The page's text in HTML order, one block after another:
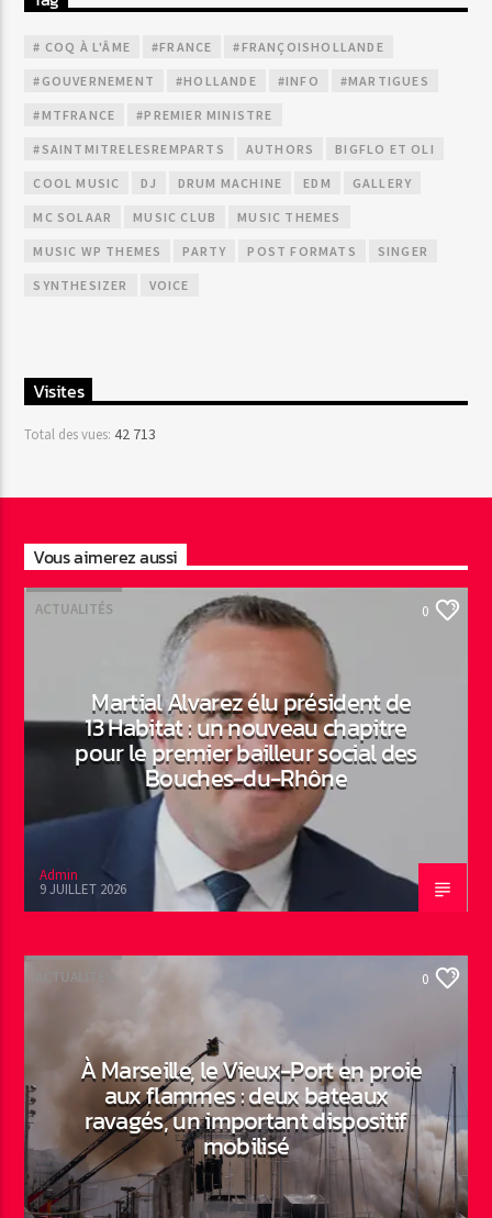
# COQ À L'ÂME #FRANCE #FRANÇOISHOLLANDE
#GOUVERNEMENT #HOLLANDE #INFO #MARTIGUES
#MTFRANCE #PREMIER MINISTRE
#SAINTMITRELESREMPARTS AUTHORS BIGFLO ET OLI
COOL MUSIC DJ DRUM MACHINE EDM GALLERY
MC SOLAAR MUSIC CLUB MUSIC THEMES
MUSIC WP THEMES PARTY POST FORMATS SINGER
SYNTHESIZER VOICE
Visites
Total des vues:42 713
Vous aimerez aussi
ACTUALITÉS 0
Martial Alvarez élu président de
13 Habitat : un nouveau chapitre
pour le premier bailleur social des
Bouches-du-Rhône
Admin
9 JUILLET 2026
ACTUALITÉS 0
À Marseille, le Vieux-Port en proie
aux flammes : deux bateaux
ravagés, un important dispositif
mobilisé